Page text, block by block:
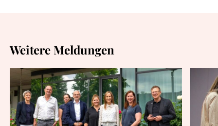
Weitere Meldungen